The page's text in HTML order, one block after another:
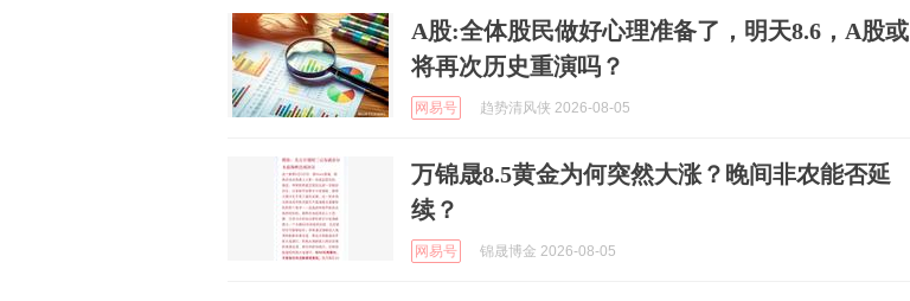
A股:全体股民做好心理准备了，明天8.6，A股或
将再次历史重演吗？
网易号 趋势清风侠 2026-08-05
万锦晟8.5黄金为何突然大涨？晚间非农能否延
续？
网易号 锦晟博金 2026-08-05